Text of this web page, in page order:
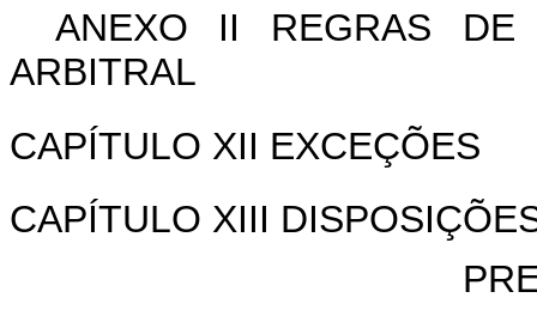
ANEXO II REGRAS DE
ARBITRAL
CAPÍTULO XII EXCEÇÕES
CAPÍTULO XIII